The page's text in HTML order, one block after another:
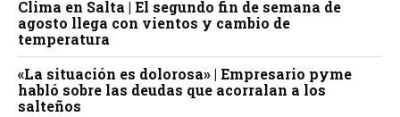
Clima en Salta | El segundo fin de semana de
agosto llega con vientos y cambio de
temperatura
«La situación es dolorosa» | Empresario pyme
habló sobre las deudas que acorralan a los
salteños